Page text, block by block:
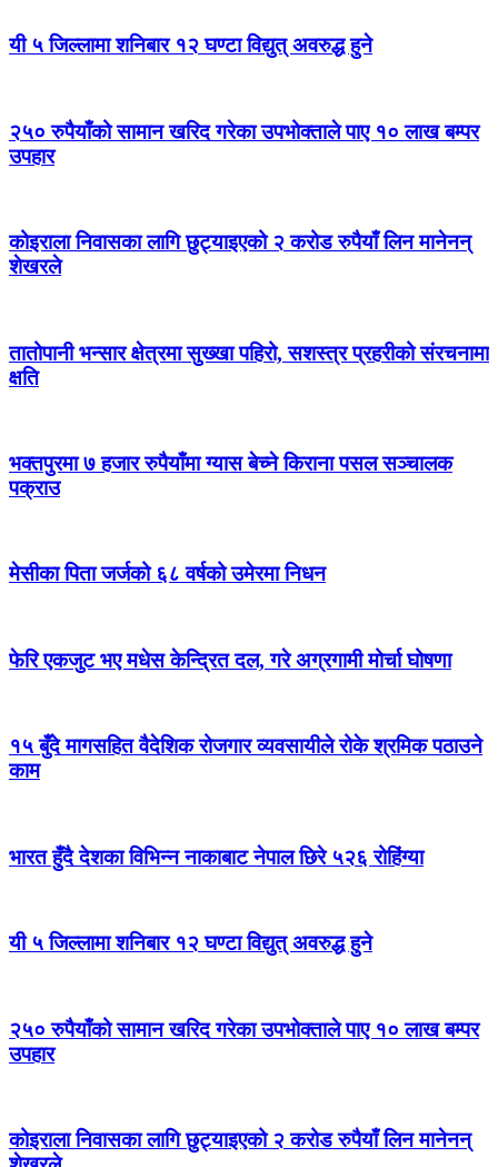
यी ५ जिल्लामा शनिबार १२ घण्टा विद्युत् अवरुद्ध हुने
२५० रुपैयाँको सामान खरिद गरेका उपभोक्ताले पाए १० लाख बम्पर
उपहार
कोइराला निवासका लागि छुट्याइएको २ करोड रुपैयाँ लिन मानेनन्
शेखरले
तातोपानी भन्सार क्षेत्रमा सुख्खा पहिरो, सशस्त्र प्रहरीको संरचनामा
क्षति
भक्तपुरमा ७ हजार रुपैयाँमा ग्यास बेच्ने किराना पसल सञ्चालक
पक्राउ
मेसीका पिता जर्जको ६८ वर्षको उमेरमा निधन
फेरि एकजुट भए मधेस केन्द्रित दल, गरे अग्रगामी मोर्चा घोषणा
१५ बुँदे मागसहित वैदेशिक रोजगार व्यवसायीले रोके श्रमिक पठाउने
काम
भारत हुँदै देशका विभिन्न नाकाबाट नेपाल छिरे ५२६ रोहिंग्या
यी ५ जिल्लामा शनिबार १२ घण्टा विद्युत् अवरुद्ध हुने
२५० रुपैयाँको सामान खरिद गरेका उपभोक्ताले पाए १० लाख बम्पर
उपहार
कोइराला निवासका लागि छुट्याइएको २ करोड रुपैयाँ लिन मानेनन्